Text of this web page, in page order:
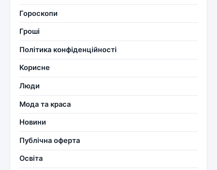
Гороскопи
Гроші
Політика конфіденційності
Корисне
Люди
Мода та краса
Новини
Публічна оферта
Освіта